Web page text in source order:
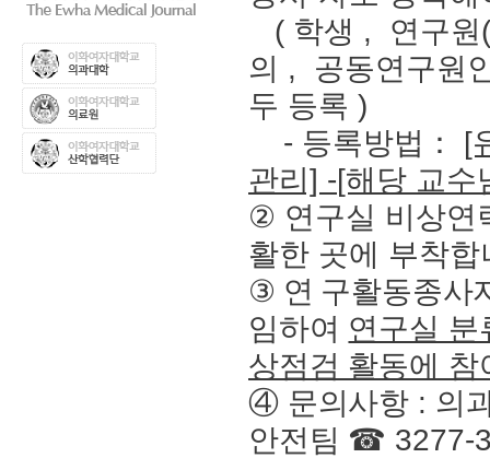
( 학생 ,
연구
의 ,
공동연구원
두 등록 )
- 등록방법 ：
[
관리] -[해당 교
② 연구실 비상연
활한 곳에 부착합
③ 연 구활동종사
임하여 연구실 분
상점검 활동에 참
④ 문의사항 : 의
안전팀 ☎ 3277-